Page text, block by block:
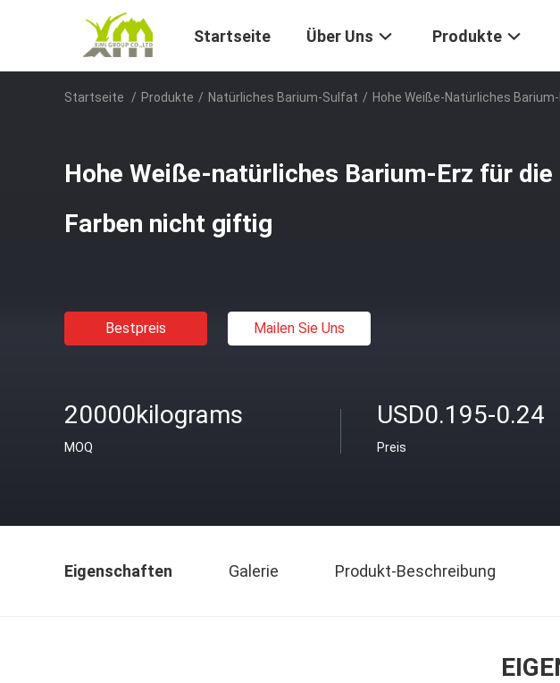
Startseite Über Uns Produkte
Startseite / Produkte / Natürliches Barium-Sulfat / Hohe Weiße-Natürliches
Hohe Weiße-natürliches Barium-Erz für die
Farben nicht giftig
Bestpreis Mailen Sie Uns
20000kilograms
MOQ
USD0.195-0.24
Preis
Eigenschaften Galerie Produkt-Beschreibung